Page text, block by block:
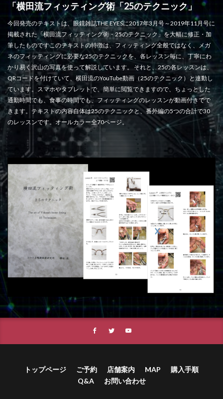
「横田流フィッティング術「25のテクニック」
今回発売のテキストは、眼鏡雑誌THE EYESに2017年3月号～2019年11月号に
掲載された「横田流フィッティング術・25のテクニック」を大幅に修正・加
筆したものですこのテキストの特徴は、フィッティング全般ではなく、メガ
ネのフィッティングに必要な25のテクニックを、各レッスン毎に、丁寧にわ
かり易く沢山の写真を使って解説しています。 それと、25の各レッスンは、
QRコードを付けていて、横田流のYouTube動画（25のテクニック）と連動し
ています。スマホやタブレットで、簡単に閲覧できますので、ちょっとした
通勤時間でも、食事の時間でも、フィッティングのレッスンが動画付きでで
きます。テキストの内容自体は25のテクニックと、番外編の5つの合計で30
のレッスンです。オールカラー全70ページ。
トップページ ご予約 店舗案内 MAP
購入手順
Q&A
お問い合わせ